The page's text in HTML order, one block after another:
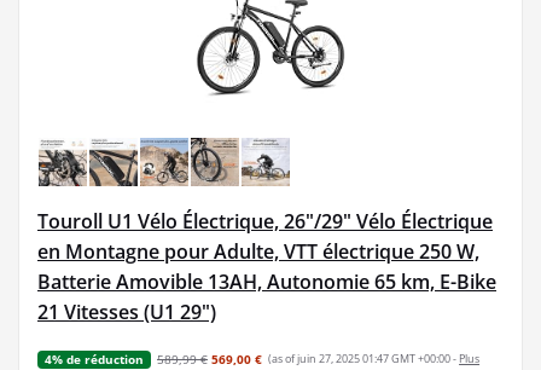
Touroll U1 Vélo Électrique, 26"/29" Vélo Électrique
en Montagne pour Adulte, VTT électrique 250 W,
Batterie Amovible 13AH, Autonomie 65 km, E-Bike
21 Vitesses (U1 29")
4% de réduction 589,99 € 569,00 € (as of juin 27, 2025 01:47 GMT +00:00 - Plus